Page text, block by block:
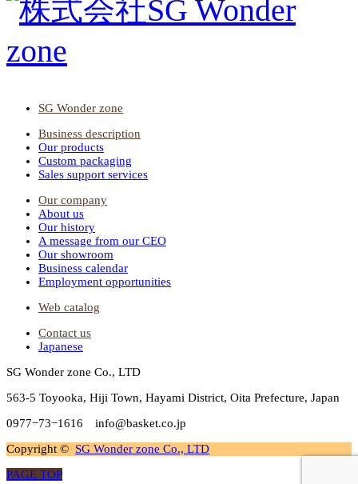
SG Wonder zone
Business description
Our products
Custom packaging
Sales support services
Our company
About us
Our history
A message from our CEO
Our showroom
Business calendar
Employment opportunities
Web catalog
Contact us
Japanese
SG Wonder zone Co., LTD
563-5 Toyooka, Hiji Town, Hayami District, Oita Prefecture, Japan
0977−73−1616 info@basket.co.jp
Copyright © SG Wonder zone Co., LTD
PAGE TOP